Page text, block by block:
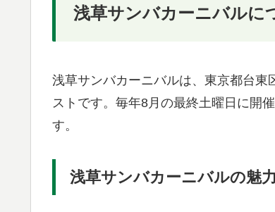
浅草サンバカーニバルに
浅草サンバカーニバルは、東京都台
ストです。毎年8月の最終土曜日に開
す。
浅草サンバカーニバルの魅力